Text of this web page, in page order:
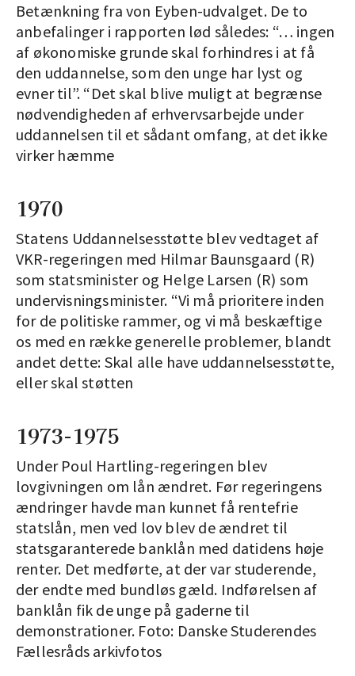
Betænkning fra von Eyben-udvalget. De to
anbefalinger i rapporten lød således: “… ingen
af økonomiske grunde skal forhindres i at få
den uddannelse, som den unge har lyst og
evner til”. “Det skal blive muligt at begrænse
nødvendigheden af erhvervsarbejde under
uddannelsen til et sådant omfang, at det ikke
virker hæmme
1970
Statens Uddannelsesstøtte blev vedtaget af
VKR-regeringen med Hilmar Bauns­gaard (R)
som statsminister og Helge Larsen (R) som
undervisningsminister. “Vi må prioritere inden
for de politiske rammer, og vi må beskæftige
os med en række generelle problemer, blandt
andet dette: Skal alle have uddannelsesstøtte,
eller skal støtten
1973-1975
Under Poul Hartling-regeringen blev
lovgivningen om lån ændret. Før regeringens
ændringer havde man kunnet få rentefrie
statslån, men ved lov blev de ændret til
statsgaranterede banklån med datidens høje
renter. Det medførte, at der var studerende,
der endte med bundløs gæld. Indførelsen af
banklån fik de unge på gaderne til
demonstrationer. Foto: Danske Studerendes
Fællesråds arkivfotos